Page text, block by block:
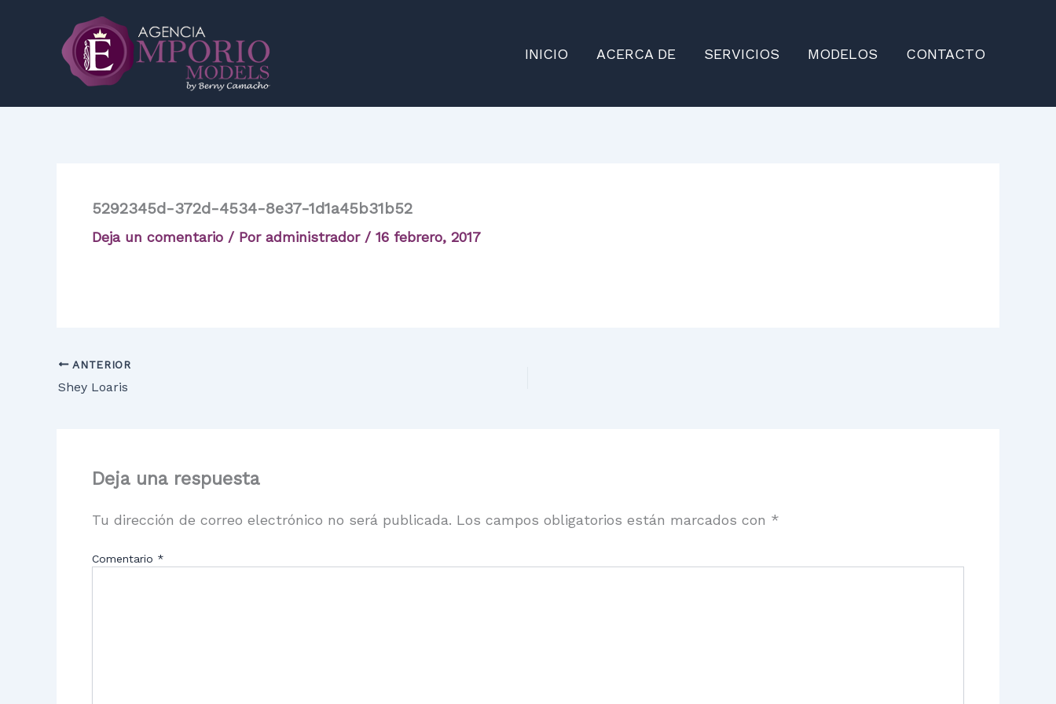
contenido
INICIO ACERCA DE SERVICIOS MODELOS CONTACTO
5292345d-372d-4534-8e37-1d1a45b31b52
Deja un comentario / Por administrador / 16 febrero, 2017
ANTERIOR
Shey Loaris
Deja una respuesta
Tu dirección de correo electrónico no será publicada. Los campos obligatorios están marcados con *
Comentario *